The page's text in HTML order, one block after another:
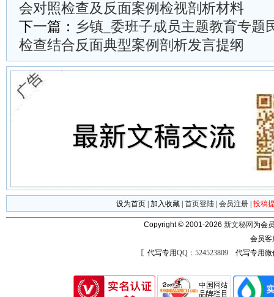
会对照检查及反面案例检视剖析材料
下一篇： 乡镇_委班子成员主题教育专题
检查结合反面典型案例剖析发言提纲
设为首页 加入收藏 首页登陆 会员注册 投稿
Copyright © 2001-2026 新文秘网 为会
会员
〖代写专用QQ：524523809代写专用微